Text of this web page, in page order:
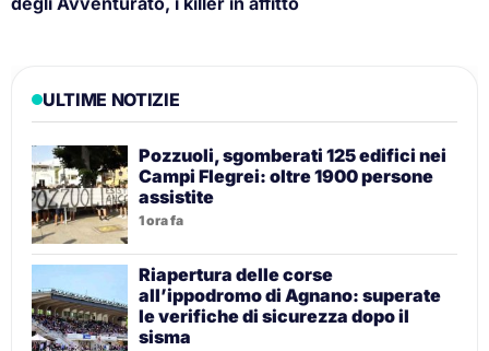
ULTIME NOTIZIE
Pozzuoli, sgomberati 125 edifici nei
Campi Flegrei: oltre 1900 persone
assistite
1 ora fa
Riapertura delle corse
all’ippodromo di Agnano: superate
le verifiche di sicurezza dopo il
sisma